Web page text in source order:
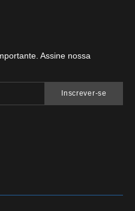
Assine nossa
Inscrever-se